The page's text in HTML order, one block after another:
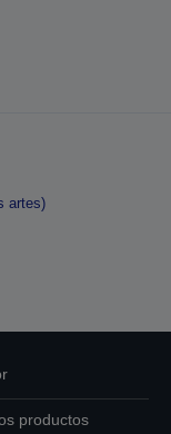
artes)
productos